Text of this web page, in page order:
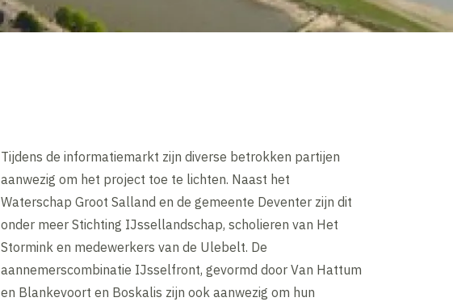
Tijdens de informatiemarkt zijn diverse betrokken partijen
aanwezig om het project toe te lichten. Naast het
Waterschap Groot Salland en de gemeente Deventer zijn dit
onder meer Stichting IJssellandschap, scholieren van Het
Stormink en medewerkers van de Ulebelt. De
aannemerscombinatie IJsselfront, gevormd door Van Hattum
en Blankevoort en Boskalis zijn ook aanwezig om hun